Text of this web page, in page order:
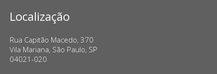
Localização
Rua Capitão Macedo, 370
Vila Mariana, São Paulo, SP
04021-020